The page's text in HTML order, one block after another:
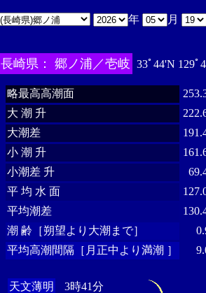
年 月
長崎県： 郷ノ浦／壱岐 33ﾟ44'N 129ﾟ
略最高高潮面
大 潮 升
大潮差
小 潮 升
小潮差 升
平 均 水 面
平均潮差
潮 齢［朔望より大潮まで］
平均高潮間隔［月正中より満潮 ］
天文薄明
3時41分